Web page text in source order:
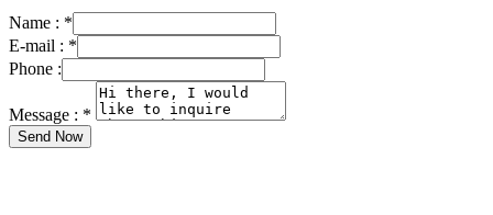
Name : *
E-mail : *
Phone :
Message : *